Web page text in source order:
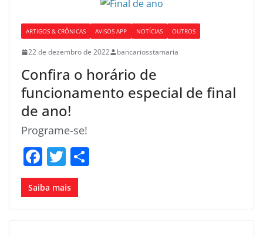
o
o
k
ARTIGOS & CRÔNICAS AVISOS APP NOTÍCIAS OUTROS
22 de dezembro de 2022 bancariosstamaria
Confira o horário de
funcionamento especial de final
de ano!
Programe-se!
F
a
c
T
w
itt
Saiba mais